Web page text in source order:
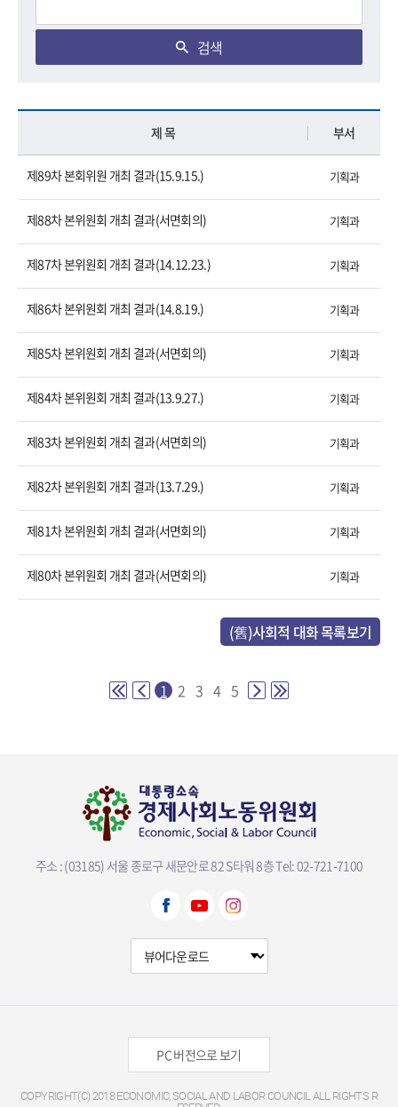
검색
제 목 부서
제89차 본회위원 개최 결과(15.9.15.) 기획과
제88차 본위원회 개최 결과(서면회의) 기획과
제87차 본위원회 개최 결과(14.12.23.) 기획과
제86차 본위원회 개최 결과(14.8.19.) 기획과
제85차 본위원회 개최 결과(서면회의) 기획과
제84차 본위원회 개최 결과(13.9.27.) 기획과
제83차 본위원회 개최 결과(서면회의) 기획과
제82차 본위원회 개최 결과(13.7.29.) 기획과
제81차 본위원회 개최 결과(서면회의) 기획과
제80차 본위원회 개최 결과(서면회의) 기획과
(舊)사회적 대화 목록보기
1 2 3 4 5
주소 : (03185) 서울 종로구 새문안로 82 S타워 8층Tel: 02-721-7100
뷰어다운로드 선택
PC 버전으로 보기
COPYRIGHT(C) 2018 ECONOMIC, SOCIAL AND LABOR COUNCIL ALL RIGHTS R